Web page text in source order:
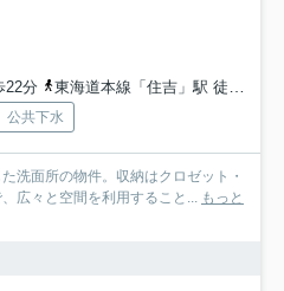
22分
東海道本線「住吉」駅 徒歩31分
公共下水
洗面所の物件。収納はクロゼット・
広々と空間を利用すること... もっと